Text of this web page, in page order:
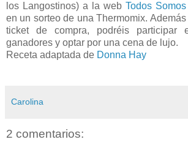
los Langostinos) a la web Todos
en un sorteo de una Thermomix.
ticket de compra, podréis participar
ganadores y optar por una cena de lujo.
Receta adaptada de Donna Hay
Carolina
2 comentarios: